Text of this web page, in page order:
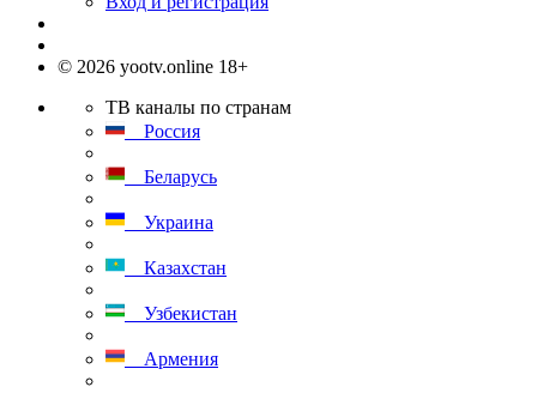
© 2026 yootv.online 18+
ТВ каналы по странам
Россия
Беларусь
Украина
Казахстан
Узбекистан
Армения